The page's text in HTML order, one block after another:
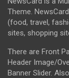
Theme.
(food, travel,
sites, shopping
There are Front
Header Image/
Banner Slider.